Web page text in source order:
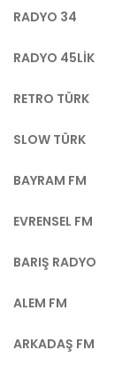
RADYO 34
RADYO 45LIK
RETRO TÜRK
SLOW TÜRK
BAYRAM FM
EVRENSEL FM
BARIŞ RADYO
ALEM FM
ARKADAŞ FM